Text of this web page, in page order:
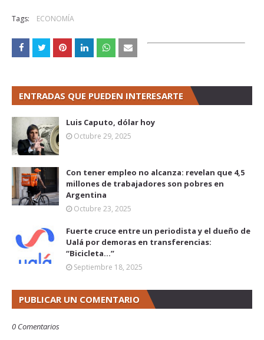
Tags: ECONOMÍA
ENTRADAS QUE PUEDEN INTERESARTE
Luis Caputo, dólar hoy
Octubre 29, 2025
Con tener empleo no alcanza: revelan que 4,5
millones de trabajadores son pobres en
Argentina
Octubre 23, 2025
Fuerte cruce entre un periodista y el dueño de
Ualá por demoras en transferencias:
“Bicicleta...”
Septiembre 18, 2025
PUBLICAR UN COMENTARIO
0 Comentarios